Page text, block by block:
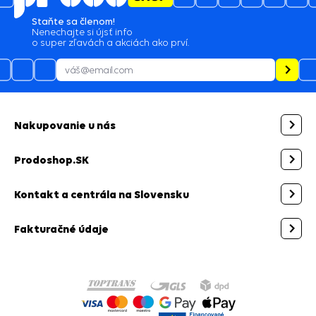
Staňte sa členom!
Nenechajte si újsť info
o super zľavách a akciách ako prví.
Nakupovanie u nás
Prodoshop.SK
Kontakt a centrála na Slovensku
Fakturačné údaje